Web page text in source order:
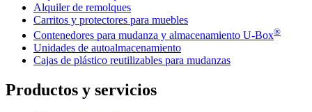
Alquiler de remolques
Carritos y protectores para muebles
Contenedores para mudanza y almacenamiento U-Box®
Unidades de autoalmacenamiento
Cajas de plástico reutilizables para mudanzas
Productos y servicios